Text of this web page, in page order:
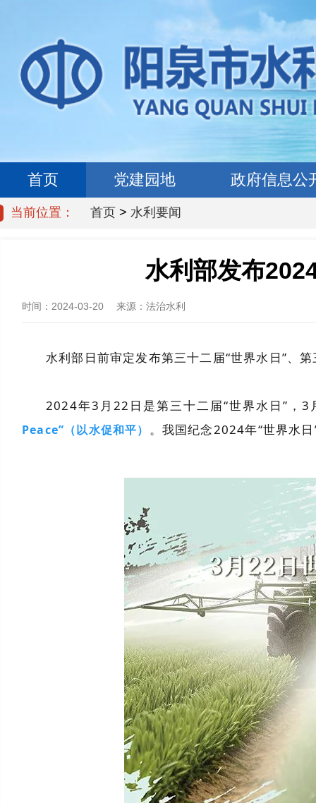
首页 党建园地 政府信息公
当前位置： 首页 > 水利要闻
水利部发布
时间： 2024-03-20 来源： 法治水利
水利部日前审定发布第三十二届“世界水日”、
2024年3月22日是第三十二届“世界水日”，
Peace”（以水促和平） 。我国纪念2024年“世界水